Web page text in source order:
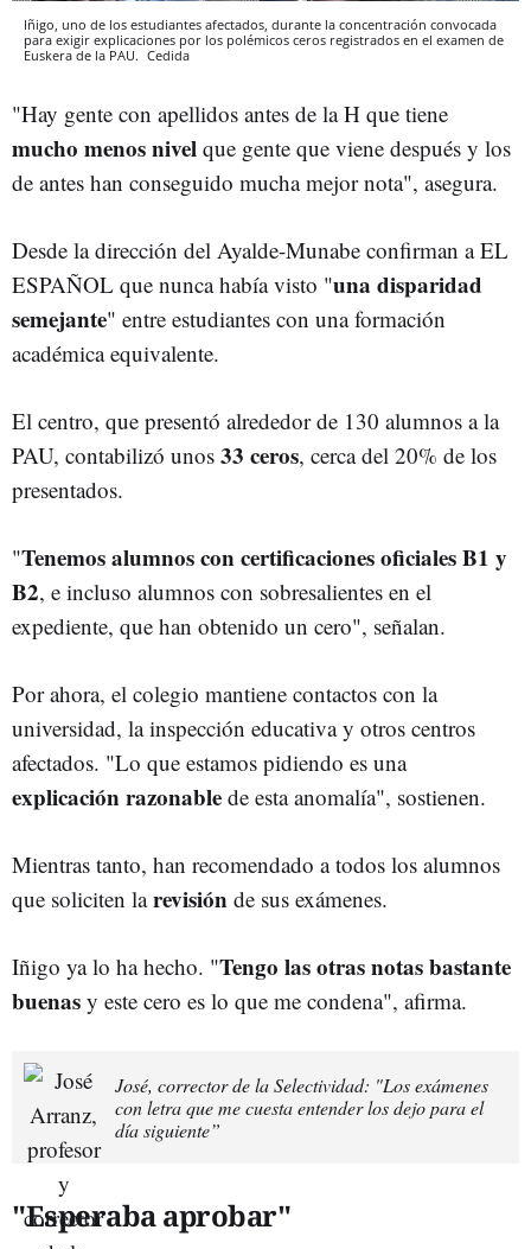
Iñigo, uno de los estudiantes afectados, durante la concentración convocada
para exigir explicaciones por los polémicos ceros registrados en el examen de
Euskera de la PAU. Cedida
"Hay gente con apellidos antes de la H que tiene
mucho menos nivel que gente que viene después y los
de antes han conseguido mucha mejor nota", asegura.
Desde la dirección del Ayalde-Munabe confirman a EL
ESPAÑOL que nunca había visto "una disparidad
semejante" entre estudiantes con una formación
académica equivalente.
El centro, que presentó alrededor de 130 alumnos a la
PAU, contabilizó unos 33 ceros, cerca del 20% de los
presentados.
"Tenemos alumnos con certificaciones oficiales B1 y
B2, e incluso alumnos con sobresalientes en el
expediente, que han obtenido un cero", señalan.
Por ahora, el colegio mantiene contactos con la
universidad, la inspección educativa y otros centros
afectados. "Lo que estamos pidiendo es una
explicación razonable de esta anomalía", sostienen.
Mientras tanto, han recomendado a todos los alumnos
que soliciten larevisión de sus exámenes.
Iñigo ya lo ha hecho. "Tengo las otras notas bastante
buenas y este cero es lo que me condena", afirma.
José, corrector de la Selectividad: "Los exámenes
con letra que me cuesta entender los dejo para el
día siguiente”
"Esperaba aprobar"